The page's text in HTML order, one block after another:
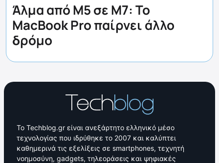
Άλμα από M5 σε M7: Το
MacBook Pro παίρνει άλλο
δρόμο
Το Techblog.gr είναι ανεξάρτητο ελληνικό μέσο
τεχνολογίας που ιδρύθηκε το 2007 και καλύπτει
καθημερινά τις εξελίξεις σε smartphones, τεχνητή
νοημοσύνη, gadgets, τηλεοράσεις και ψηφιακές